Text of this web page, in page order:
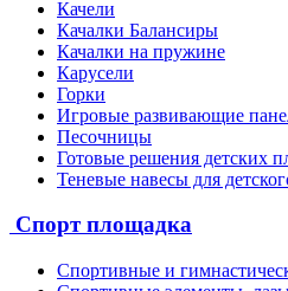
Качели
Качалки Балансиры
Качалки на пружине
Карусели
Горки
Игровые развивающие
Песочницы
Готовые решения детских
Теневые навесы для
Спорт площадка
Спортивные и